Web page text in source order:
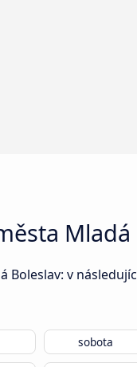
Mladá
Boleslav: v
sobota